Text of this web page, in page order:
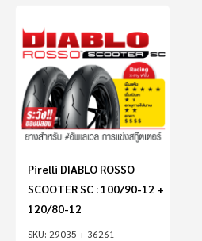
29035 + 36261
Pirelli DIABLO ROSSO
SCOOTER SC : 100/90-12 +
120/80-12